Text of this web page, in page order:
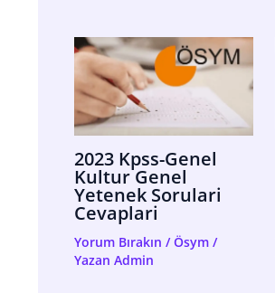
2023 Kpss-Genel
Kultur Genel
Yetenek Sorulari
Cevaplari
Yorum Bırakın /Ösym /
Yazan Admin